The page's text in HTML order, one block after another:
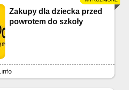
Zakupy dla dziecka przed
powrotem do szkoły